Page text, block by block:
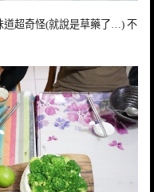
道超奇怪(就說是草藥了…) 不